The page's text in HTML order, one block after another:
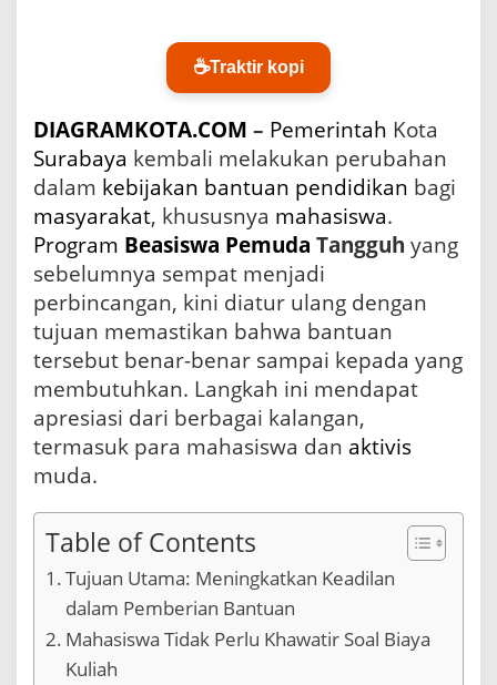
d
a
a
n
g
u
h
u
r
a
a
y
a
:
K
d
a
d
a
☕Traktir kopi
DIAGRAMKOTA.COM – Pemerintah Kota
Surabaya kembali melakukan perubahan
dalam kebijakan bantuan pendidikan bagi
masyarakat, khususnya mahasiswa.
Program Beasiswa Pemuda Tangguh yang
sebelumnya sempat menjadi
perbincangan, kini diatur ulang dengan
tujuan memastikan bahwa bantuan
tersebut benar-benar sampai kepada yang
membutuhkan. Langkah ini mendapat
apresiasi dari berbagai kalangan,
termasuk para mahasiswa dan aktivis
muda.
Table of Contents
Tujuan Utama: Meningkatkan Keadilan
dalam Pemberian Bantuan
Mahasiswa Tidak Perlu Khawatir Soal Biaya
Kuliah